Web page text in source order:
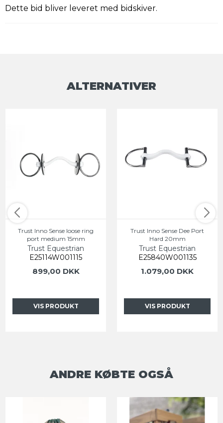
Dette bid bliver leveret med bidskiver.
ALTERNATIVER
Trust Inno Sense loose ring
port medium 15mm
Trust Equestrian
E25114W001115
899,00 DKK
VIS PRODUKT
Trust Inno Sense Dee Port
Hard 20mm
Trust Equestrian
E25840W001135
1.079,00 DKK
VIS PRODUKT
ANDRE KØBTE OGSÅ